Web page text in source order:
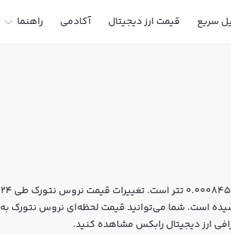
سریع قیمت ارز دیجیتال آکادمی راهنما
قیمت لحظه‌ای نروس نتورک هم اکنون معادل 158 تومان یا 0.0008457 تتر است. تغییرات قیمت نروس نتورک طی 24
بوده و مارکت کپ آن به 41,585,497 دلار رسیده است. شما می‌توانید قیمت لحظه‌ای نروس نتورک به
ارز دیجیتال رابکس مشاهده کنید.